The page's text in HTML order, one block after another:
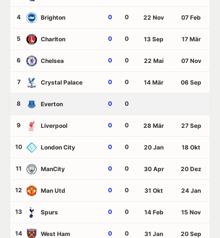
4 Brighton 0 0 22 Nov 07 Feb
5 Charlton 0 0 13 Sep 17 Mär
6 Chelsea 0 0 22 Mai 07 Nov
7 Crystal Palace 0 0 14 Mär 06 Sep
8 Everton 0 0
9 Liverpool 0 0 28 Mär 27 Sep
10 London City 0 0 20 Jan 18 Okt
11 ManCity 0 0 30 Apr 20 Dez
12 Man Utd 0 0 31 Okt 24 Jan
13 Spurs 0 0 14 Feb 15 Nov
14 West Ham 0 0 31 Jan 20 Sep